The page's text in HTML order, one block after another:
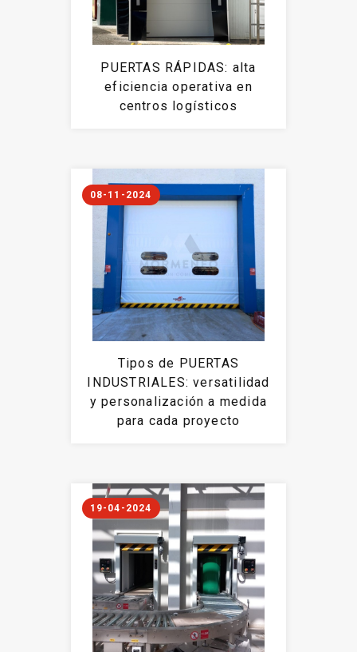
PUERTAS RÁPIDAS: alta
eficiencia operativa en
centros logísticos
Tipos de PUERTAS
INDUSTRIALES: versatilidad
y personalización a medida
para cada proyecto
08-11-2024
19-04-2024